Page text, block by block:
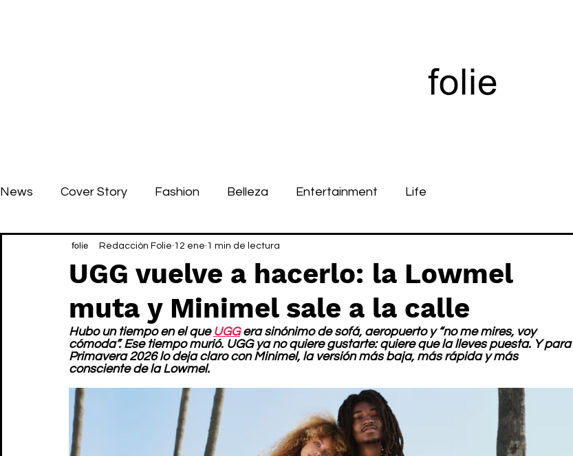
News Cover Story Fashion Belleza Entertainment Life
UGG vuelve a hacerlo: la Lowmel
muta y Minimel sale a la calle
Redacción Folie 12 ene 1 min de lectura
Hubo un tiempo en el que UGG era sinónimo de sofá, aeropuerto y “no me mires, voy
cómoda”. Ese tiempo murió. UGG ya no quiere gustarte: quiere que la lleves puesta. Y para
Primavera 2026 lo deja claro con Minimel, la versión más baja, más rápida y más
consciente de la Lowmel.